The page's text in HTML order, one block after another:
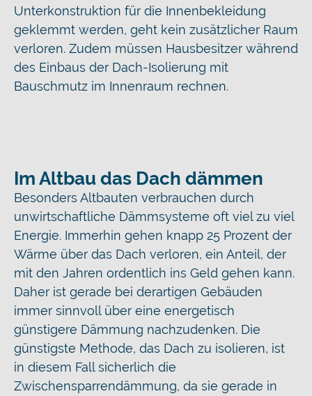
Unterkonstruktion für die Innenbekleidung
geklemmt werden, geht kein zusätzlicher Raum
verloren. Zudem müssen Hausbesitzer während
des Einbaus der Dach-Isolierung mit
Bauschmutz im Innenraum rechnen.
Im Altbau das Dach dämmen
Besonders Altbauten verbrauchen durch
unwirtschaftliche Dämmsysteme oft viel zu viel
Energie. Immerhin gehen knapp 25 Prozent der
Wärme über das Dach verloren, ein Anteil, der
mit den Jahren ordentlich ins Geld gehen kann.
Daher ist gerade bei derartigen Gebäuden
immer sinnvoll über eine energetisch
günstigere Dämmung nachzudenken. Die
günstigste Methode, das Dach zu isolieren, ist
in diesem Fall sicherlich die
Zwischensparrendämmung, da sie gerade in